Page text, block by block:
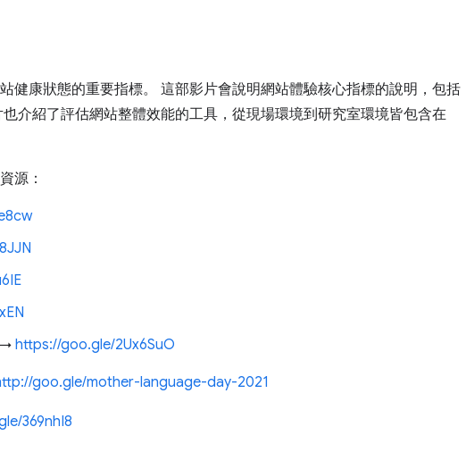
健康狀態的重要指標。 這部影片會說明網站體驗核心指標的說明，包括
介紹了評估網站整體效能的工具，從現場環境到研究室環境皆包含在
源：
→https://goo.gle/2Ux6SuO
goo.gle/mother-language-day-2021
369nhI8